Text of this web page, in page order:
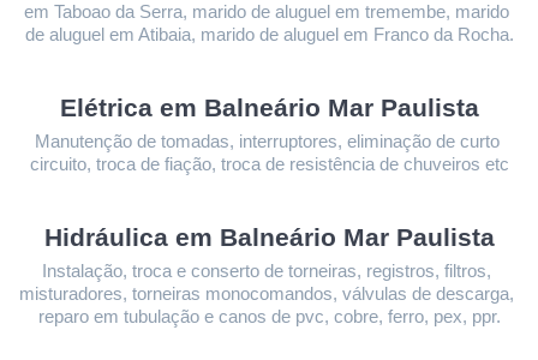
em Taboao da Serra, marido de aluguel em tremembe, marido
de aluguel em Atibaia, marido de aluguel em Franco da Rocha.
Elétrica em Balneário Mar Paulista
Manutenção de tomadas, interruptores, eliminação de curto
circuito, troca de fiação, troca de resistência de chuveiros etc
Hidráulica em Balneário Mar Paulista
Instalação, troca e conserto de torneiras, registros, filtros,
misturadores, torneiras monocomandos, válvulas de descarga,
reparo em tubulação e canos de pvc, cobre, ferro, pex, ppr.